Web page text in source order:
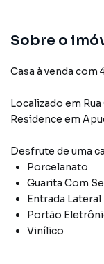
Guarita
Vinílico
Sobre o
Casa à venda com
Localizado em
Residence em
Desfrute de uma
Porcelanato
Guarita Com
Entrada Lateral
Portão
Vinílico